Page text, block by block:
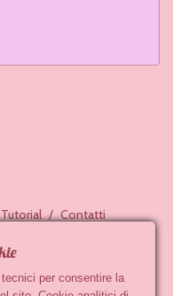
Contatti
per consentire la